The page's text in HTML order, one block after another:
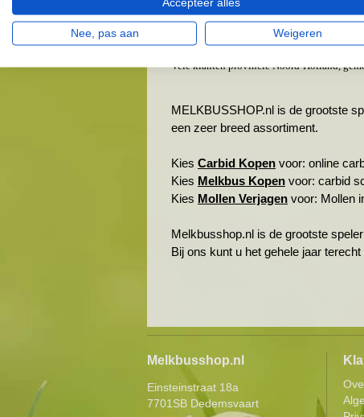
Grootebroek
Lutjebroek & omgeving
Vele klanten provincie Noord-Holland,
MELKBUSSHOP.nl is de grootste
een zeer breed assortiment.
Kies Carbid Kopen voor: online
Kies Melkbus Kopen voor: carbid
Kies Mollen Verjagen voor: Mollen
Melkbusshop.nl is de grootste
Bij ons kunt u het gehele jaar
Melkbusshop.nl
Einsteinstraat 18a
7701SB Dedemsvaart
Accepteer alles
Nee, pas aan Weigeren